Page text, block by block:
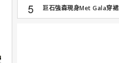
巨石強森現身Met Gala穿裙
子...